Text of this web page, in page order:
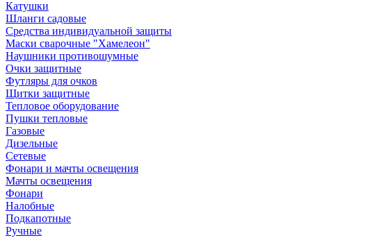
Катушки
Шланги садовые
Средства индивидуальной защиты
Маски сварочные "Хамелеон"
Наушники противошумные
Очки защитные
Футляры для очков
Щитки защитные
Тепловое оборудование
Пушки тепловые
Газовые
Дизельные
Сетевые
Фонари и мачты освещения
Мачты освещения
Фонари
Налобные
Подкапотные
Ручные